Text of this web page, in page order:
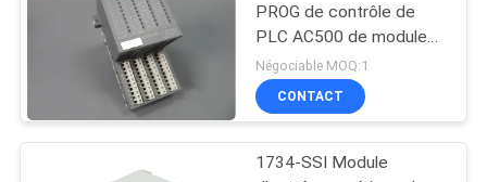
CONTACT
NOUVELLES
PROG de contrôle de
PLC AC500 de module
d'entrée/sortie de
DX522
1SAP245200R0001
Négociable MOQ:1
CONTACT
1734-SSI Module